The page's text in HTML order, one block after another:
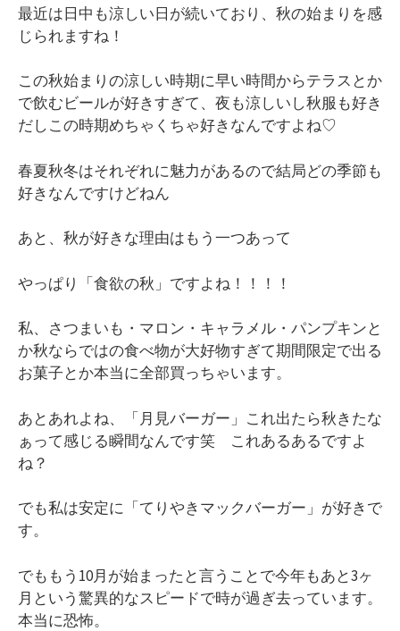
最近は日中も涼しい日が続いており、秋の始まりを感
じられますね！
この秋始まりの涼しい時期に早い時間からテラスとか
で飲むビールが好きすぎて、夜も涼しいし秋服も好き
だしこの時期めちゃくちゃ好きなんですよね♡
春夏秋冬はそれぞれに魅力があるので結局どの季節も
好きなんですけどねん
あと、秋が好きな理由はもう一つあって
やっぱり「食欲の秋」ですよね！！！！
私、さつまいも・マロン・キャラメル・パンプキンと
か秋ならではの食べ物が大好物すぎて期間限定で出る
お菓子とか本当に全部買っちゃいます。
あとあれよね、「月見バーガー」これ出たら秋きたな
ぁって感じる瞬間なんです笑 これあるあるですよ
ね？
でも私は安定に「てりやきマックバーガー」が好きで
す。
でももう10月が始まったと言うことで今年もあと3ヶ
月という驚異的なスピードで時が過ぎ去っています。
本当に恐怖。